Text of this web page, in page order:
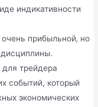
индикативности
прибыльной‚ но
дисциплины.
трейдера
событий, который
экономических